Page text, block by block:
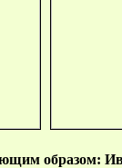
образом: